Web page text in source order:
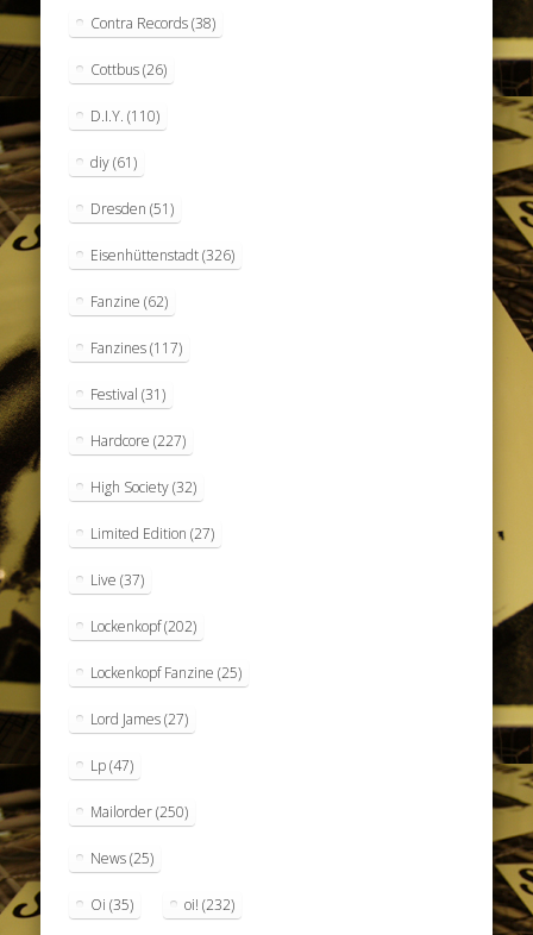
Contra Records(38)
Cottbus(26)
D.I.Y. (110)
diy(61)
Dresden (51)
Eisenhüttenstadt(326)
Fanzine (62)
Fanzines(117)
Festival (31)
Hardcore (227)
High Society(32)
Limited Edition (27)
Live (37)
Lockenkopf(202)
Lockenkopf Fanzine (25)
Lord James(27)
Lp(47)
Mailorder(250)
News(25)
Oi (35) oi! (232)